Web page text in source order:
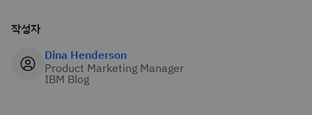
작성자
Dina Henderson
Product Marketing Manager
IBM Blog